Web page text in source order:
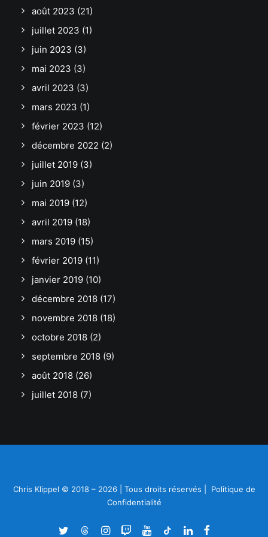
août 2023 (21)
juillet 2023 (1)
juin 2023 (3)
mai 2023 (3)
avril 2023 (3)
mars 2023 (1)
février 2023 (12)
décembre 2022 (2)
juillet 2019 (3)
juin 2019 (3)
mai 2019 (12)
avril 2019 (18)
mars 2019 (15)
février 2019 (11)
janvier 2019 (10)
décembre 2018 (17)
novembre 2018 (18)
octobre 2018 (2)
septembre 2018 (9)
août 2018 (26)
juillet 2018 (7)
Chris Klippel © 2018 – 2026 | Tous droits réservés | Politique de
Confidentialité